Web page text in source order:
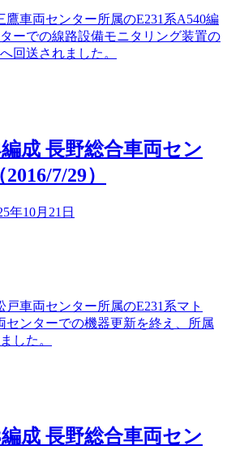
鷹車両センター所属のE231系A540編
ーでの線路設備モニタリング装置の
回送されました。
成 長野総合車両セン
7/29）
年10月21日
戸車両センター所属のE231系マト
センターでの機器更新を終え、所属
した。
成 長野総合車両セン